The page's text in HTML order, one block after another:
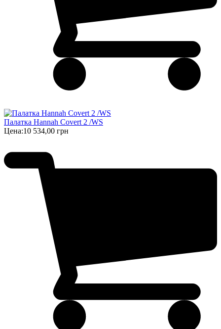
Палатка Hannah Covert 2 /WS
Цена:10 534,00 грн